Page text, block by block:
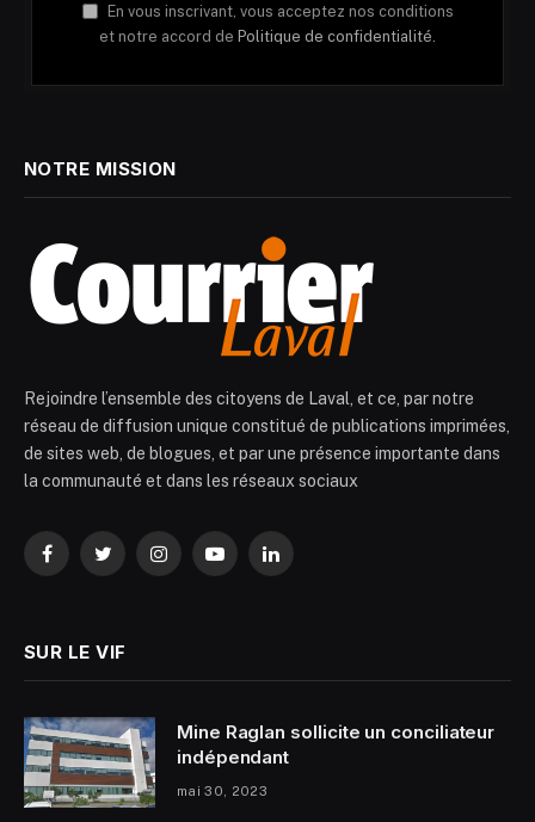
En vous inscrivant, vous acceptez nos conditions
et notre accord de Politique de confidentialité.
NOTRE MISSION
Rejoindre l’ensemble des citoyens de Laval, et ce, par notre
réseau de diffusion unique constitué de publications imprimées,
de sites web, de blogues, et par une présence importante dans
la communauté et dans les réseaux sociaux
FacebookTwitterInstagramYouTubeLinkedIn
SUR LE VIF
Mine Raglan sollicite un conciliateur
indépendant
mai 30, 2023